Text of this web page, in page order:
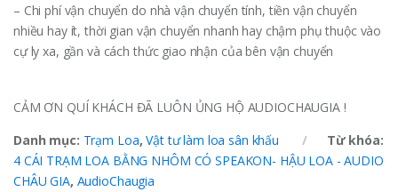
– Chi phí vận chuyển do nhà vận chuyển tính, tiền vận chuyển
nhiều hay ít, thời gian vận chuyển nhanh hay chậm phụ thuộc vào
cự ly xa, gần và cách thức giao nhận của bên vận chuyển
CẢM ƠN QUÍ KHÁCH ĐÃ LUÔN ỦNG HỘ AUDIOCHAUGIA !
Danh mục: Trạm Loa,Vật tư làm loa sân khấu
Từ khóa:
4 CÁI TRẠM LOA BẰNG NHÔM CÓ SPEAKON- HẬU LOA - AUDIO
CHÂU GIA, AudioChaugia